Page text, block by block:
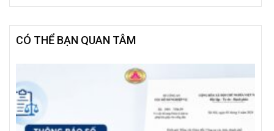
CÓ THỂ BẠN QUAN TÂM